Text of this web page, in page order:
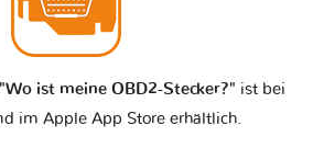
"Wo ist meine OBD2-Stecker?" ist bei
im Apple App Store erhältlich.